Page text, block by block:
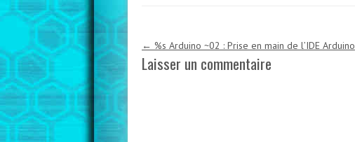
Navigation des articles
← %s Arduino ~02 : Prise en main de l’IDE Arduino
Laisser un commentaire